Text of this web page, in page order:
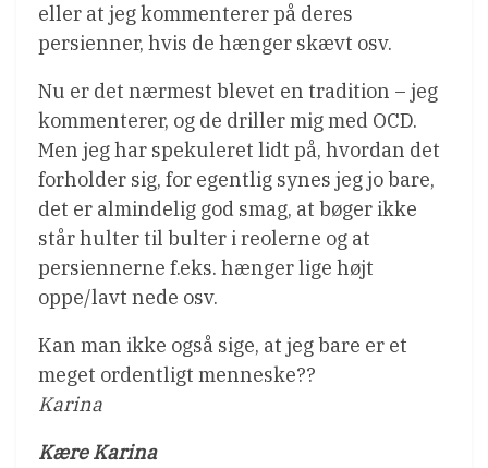
eller at jeg kommenterer på deres
persienner, hvis de hænger skævt osv.
Nu er det nærmest blevet en tradition – jeg
kommenterer, og de driller mig med OCD.
Men jeg har spekuleret lidt på, hvordan det
forholder sig, for egentlig synes jeg jo bare,
det er almindelig god smag, at bøger ikke
står hulter til bulter i reolerne og at
persiennerne f.eks. hænger lige højt
oppe/lavt nede osv.
Kan man ikke også sige, at jeg bare er et
meget ordentligt menneske??
Karina
Kære Karina